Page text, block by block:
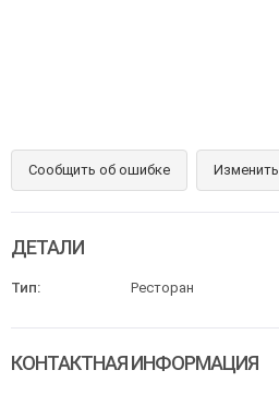
Сообщить об ошибке Изменить
ДЕТАЛИ
Тип: Ресторан
КОНТАКТНАЯ ИНФОРМАЦИЯ